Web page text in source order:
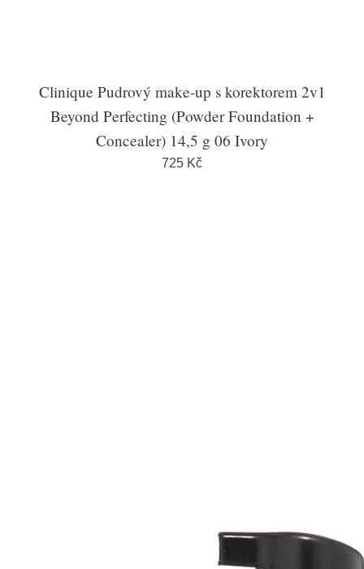
Clinique Pudrový make-up s korektorem 2v1
Beyond Perfecting (Powder Foundation +
Concealer) 14,5 g 06 Ivory
725 Kč